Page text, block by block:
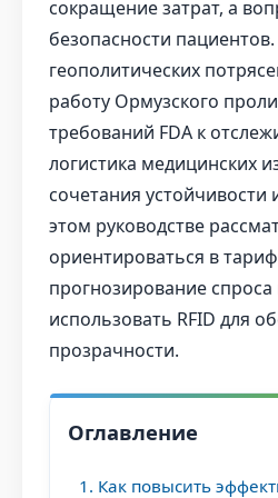
сокращение затрат, а
безопасности
геополитических
работу Ормузского
требований FDA к
логистика медицинских
сочетания устойчивости
этом руководстве
ориентироваться в
прогнозирование
использовать RFID для
прозрачности.
Оглавление
1. Как повысить